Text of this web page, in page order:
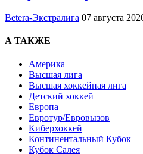
Betera-Экстралига 07 августа
А ТАКЖЕ
Америка
Высшая лига
Высшая хоккейная лига
Детский хоккей
Европа
Евротур/Евровызов
Киберхоккей
Континентальный Кубок
Кубок Салея